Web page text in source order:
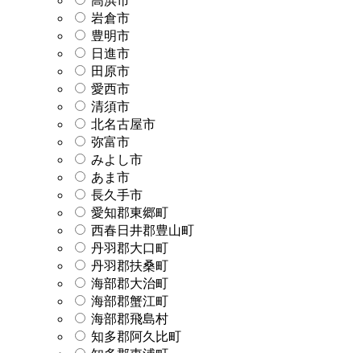
岩倉市
豊明市
日進市
田原市
愛西市
清須市
北名古屋市
弥富市
みよし市
あま市
長久手市
愛知郡東郷町
西春日井郡豊山町
丹羽郡大口町
丹羽郡扶桑町
海部郡大治町
海部郡蟹江町
海部郡飛島村
知多郡阿久比町